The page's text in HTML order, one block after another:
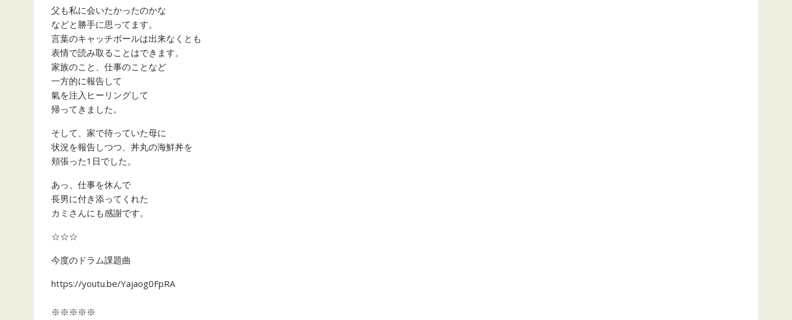
父も私に会いたかったのかな
などと勝手に思ってます。
言葉のキャッチボールは出来なくとも
表情で読み取ることはできます。
家族のこと、仕事のことなど
一方的に報告して
氣を注入ヒーリングして
帰ってきました。
そして、家で待っていた母に
状況を報告しつつ、丼丸の海鮮丼を
頬張った1日でした。
あっ、仕事を休んで
長男に付き添ってくれた
カミさんにも感謝です。
☆☆☆
今度のドラム課題曲
https://youtu.be/Yajaog0FpRA
※※※※※